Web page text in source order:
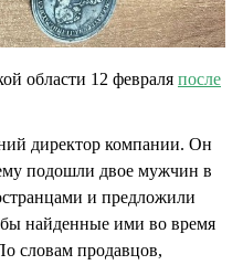
области 12 февраля после
директор компании. Он
подошли двое мужчин в
и предложили
найденные ими во время
словам продавцов,